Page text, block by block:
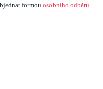
formou osobního odběru